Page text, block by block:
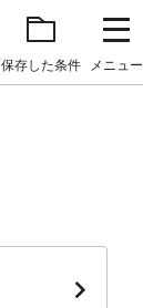
保存した条件 メニュー